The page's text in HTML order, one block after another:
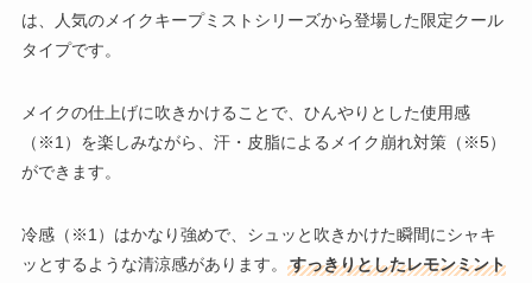
は、人気のメイクキープミストシリーズから登場した 限定クール
タイプです。
メイクの仕上げに吹きかけることで、ひんやりとした使用感
（※1）を楽しみながら、汗・皮脂によるメイク崩れ対策（※5）
ができます。
冷感（※1）はかなり強めで、シュッと吹きかけた瞬間にシャキ
ッとするような清涼感があります。
すっきりとしたレモンミント